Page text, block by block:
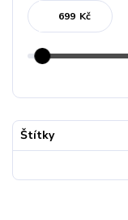
Kč
Štítky